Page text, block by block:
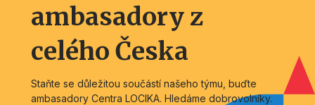
ambasadory z
celého Česka
Staňte se důležitou součástí našeho týmu, buďte
ambasadory Centra LOCIKA. Hledáme dobrovolníky.